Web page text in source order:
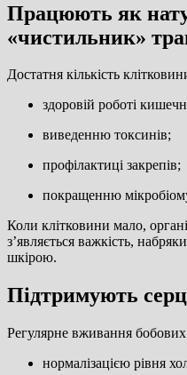
Працюють як
«чистильник»
Достатня кількість
здоровій роботі
виведенню токсинів;
профілактиці закрепів;
покращенню
Коли клітковини мало,
з’являється важкість,
шкірою.
Підтримують
Регулярне вживання бобових
нормалізацією рівня